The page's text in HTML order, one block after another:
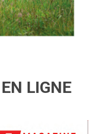
LIGNE